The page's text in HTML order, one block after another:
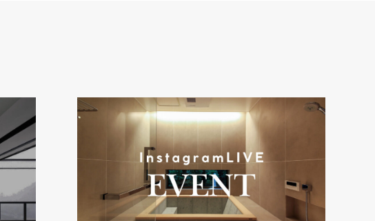
長期優良住宅